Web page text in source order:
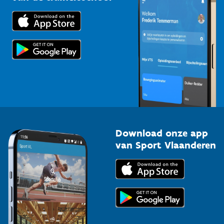
Trainers en begeleiders
Topsporters
Downloads
Voor de pers
Download onze app
van Sport Vlaanderen